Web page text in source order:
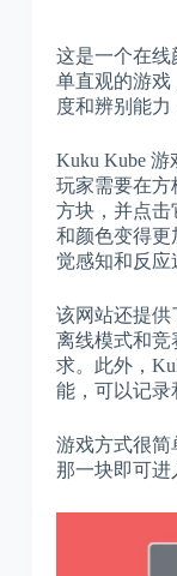
这是一个在线
单直观的游戏
度和辨别能力
Kuku Kube 游
玩家需要在方
方块，并点击
和颜色变得更
觉感知和反应
该网站还提供
离线模式和竞
求。此外，
能，可以记录
游戏方式很简
那一块即可进